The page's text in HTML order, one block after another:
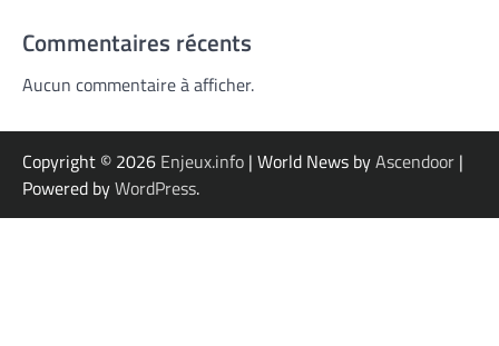
Commentaires récents
Aucun commentaire à afficher.
Copyright © 2026 Enjeux.info | World News byAscendoor |
Powered byWordPress.